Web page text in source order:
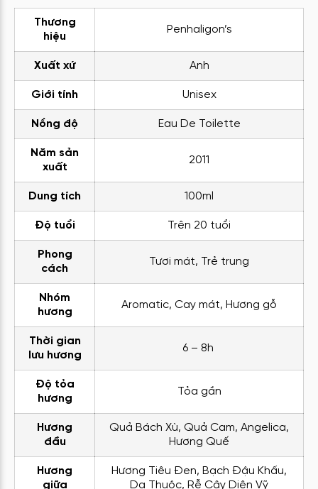
Thương
hiệu
Penhaligon’s
Xuất xứ Anh
Giới tính Unisex
Nồng độ Eau De Toilette
Năm sản
xuất
2011
Dung tích 100ml
Độ tuổi Trên 20 tuổi
Phong
cách
Tươi mát, Trẻ trung
Nhóm
hương
Aromatic, Cay mát, Hương gỗ
Thời gian
lưu hương
6 – 8h
Độ tỏa
hương
Tỏa gần
Hương
đầu
Quả Bách Xù, Quả Cam, Angelica,
Hương Quế
Hương
giữa
Hương Tiêu Đen, Bạch Đậu Khấu,
Da Thuộc, Rễ Cây Diên Vỹ